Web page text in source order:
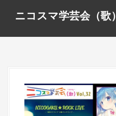
ニコスマ学芸会（歌）